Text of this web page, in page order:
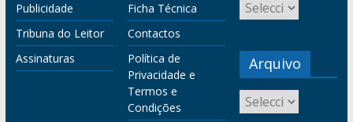
Publicidade
Tribuna do Leitor
Assinaturas
Ficha Técnica
Contactos
Política de
Privacidade e
Termos e
Condições
Arquivo